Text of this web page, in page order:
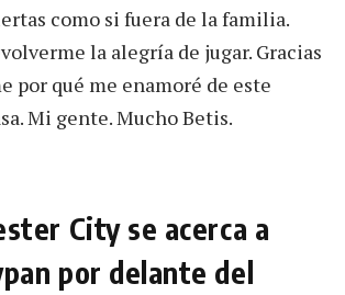
como si fuera de la familia.
la alegría de jugar. Gracias
por qué me enamoré de este
Mi gente. Mucho Betis.
City se acerca a
por delante del